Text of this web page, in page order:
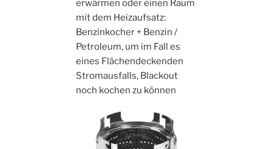
erwärmen oder einen Raum
mit dem Heizaufsatz:
Benzinkocher + Benzin /
Petroleum, um im Fall es
eines Flächendeckenden
Stromausfalls, Blackout
noch kochen zu können